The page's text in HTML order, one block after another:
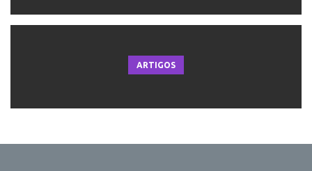
ARTIGOS